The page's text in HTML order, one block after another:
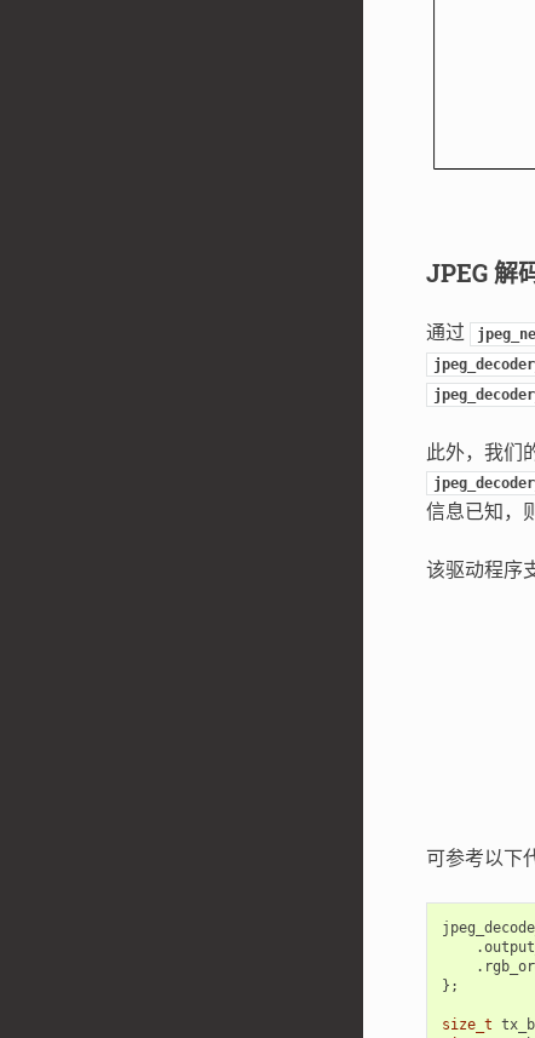
JPEG 解
通过
此外，我们
信息已知，
该驱动程序
可参考以下
.
.
};
size_t